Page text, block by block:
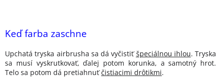
Keď farba zaschne
Upchatá tryska airbrusha sa dá vyčistiťšpeciálnou ihlou. Tryska
sa musí vyskrutkovať, ďalej potom korunka, a samotný hrot.
Telo sa potom dá pretiahnuťčistiacimi drôtikmi.